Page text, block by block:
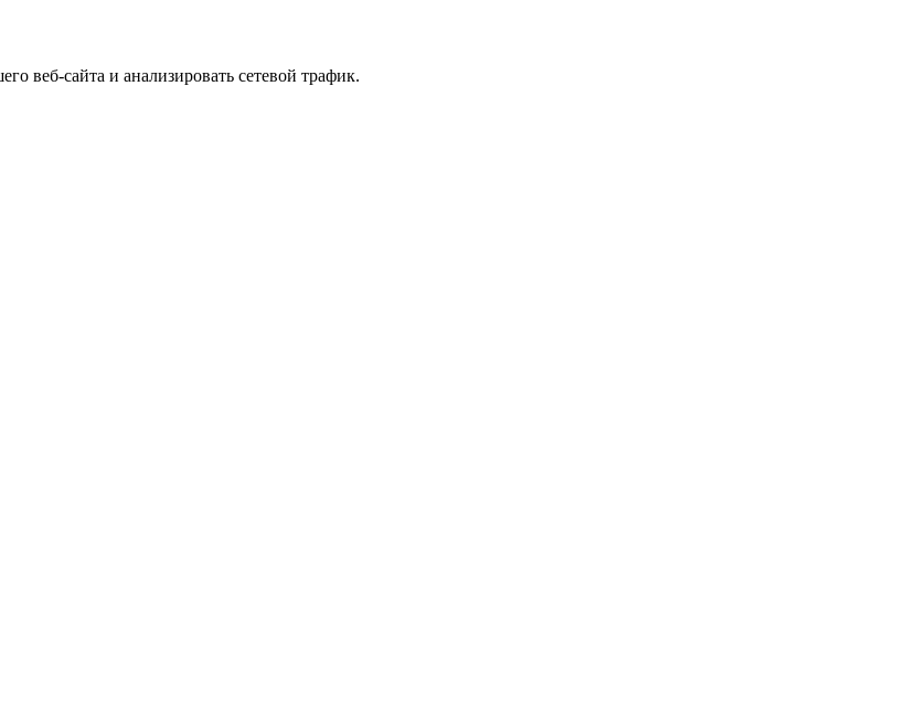
веб-сайта и анализировать сетевой трафик.